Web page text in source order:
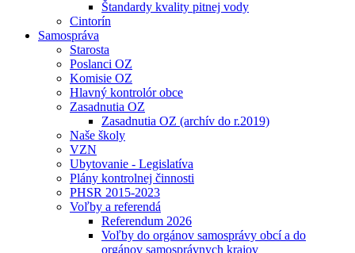
Štandardy kvality pitnej vody
Cintorín
Samospráva
Starosta
Poslanci OZ
Komisie OZ
Hlavný kontrolór obce
Zasadnutia OZ
Zasadnutia OZ (archív do r.2019)
Naše školy
VZN
Ubytovanie - Legislatíva
Plány kontrolnej činnosti
PHSR 2015-2023
Voľby a referendá
Referendum 2026
Voľby do orgánov samosprávy obcí a do
orgánov samosprávnych krajov